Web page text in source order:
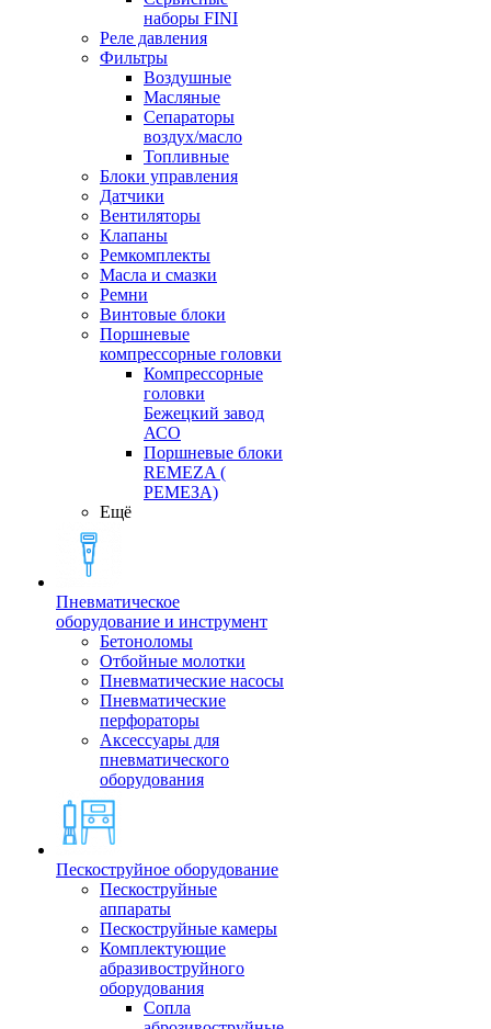
наборы FINI
Реле давления
Фильтры
Воздушные
Масляные
Сепараторы
воздух/масло
Топливные
Блоки управления
Датчики
Вентиляторы
Клапаны
Ремкомплекты
Масла и смазки
Ремни
Винтовые блоки
Поршневые
компрессорные головки
Компрессорные
головки
Бежецкий завод
АСО
Поршневые блоки
REMEZA (
РЕМЕЗА)
Ещё
Пневматическое
оборудование и инструмент
Бетоноломы
Отбойные молотки
Пневматические насосы
Пневматические
перфораторы
Аксессуары для
пневматического
оборудования
Пескоструйное оборудование
Пескоструйные
аппараты
Пескоструйные камеры
Комплектующие
абразивоструйного
оборудования
Сопла